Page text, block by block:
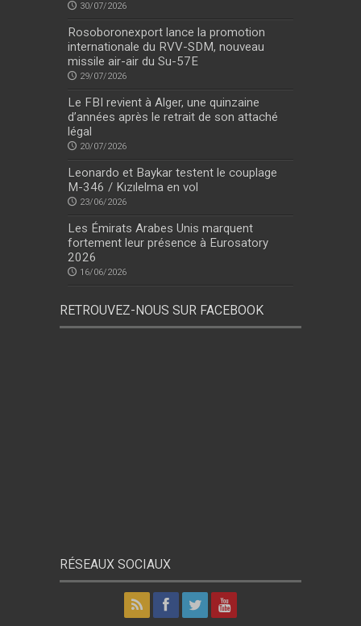
30/07/2026
Rosoboronexport lance la promotion
internationale du RVV-SDM, nouveau
missile air-air du Su-57E
29/07/2026
Le FBI revient à Alger, une quinzaine
d’années après le retrait de son attaché
légal
20/07/2026
Leonardo et Baykar testent le couplage
M-346 / Kızılelma en vol
23/06/2026
Les Émirats Arabes Unis marquent
fortement leur présence à Eurosatory
2026
16/06/2026
RETROUVEZ-NOUS SUR FACEBOOK
RÉSEAUX SOCIAUX